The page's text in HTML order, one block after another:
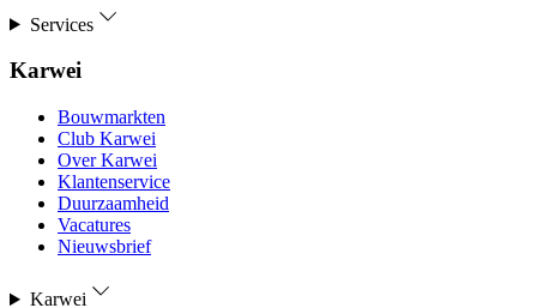
Services
Karwei
Bouwmarkten
Club Karwei
Over Karwei
Klantenservice
Duurzaamheid
Vacatures
Nieuwsbrief
Karwei